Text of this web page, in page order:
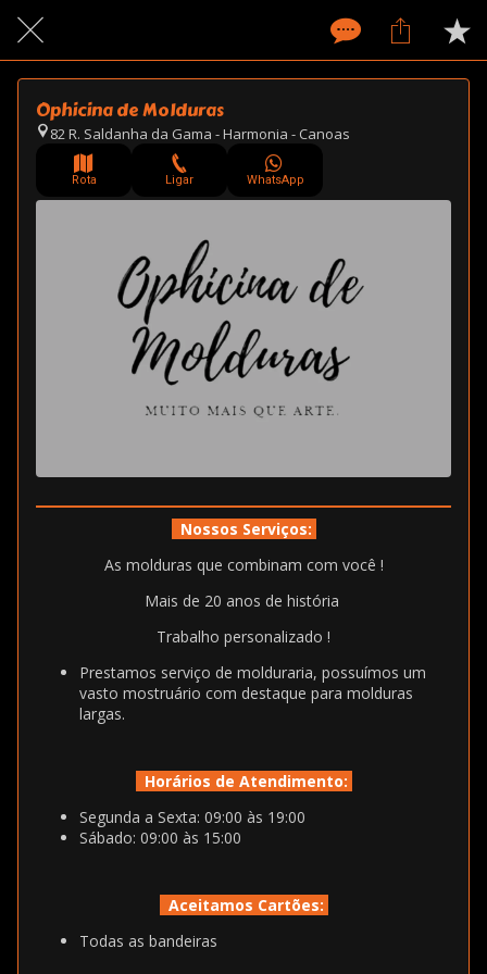
Ophicina de Molduras
82 R. Saldanha da Gama - Harmonia - Canoas
Rota Ligar WhatsApp
Nossos Serviços:
As molduras que combinam com você !
Mais de 20 anos de história
Trabalho personalizado !
Prestamos serviço de molduraria, possuímos um
vasto mostruário com destaque para molduras
largas.
Horários de Atendimento:
Segunda a Sexta: 09:00 às 19:00
Sábado: 09:00 às 15:00
Aceitamos Cartões:
Todas as bandeiras